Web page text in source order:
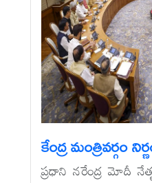
కేంద్ర మంత్రివర్గం
ప్రధాని నరేంద్ర మోదీ